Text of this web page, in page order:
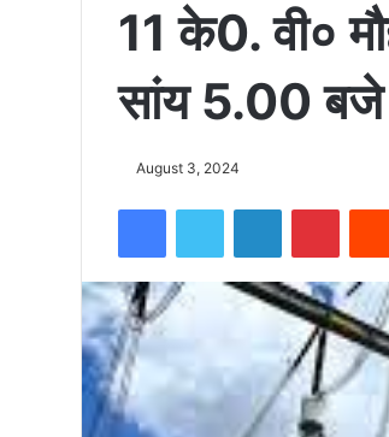
भावना
जगाने
को
फीट
11 के0. वी०
सांय 5.00 बजे
August 3, 2024